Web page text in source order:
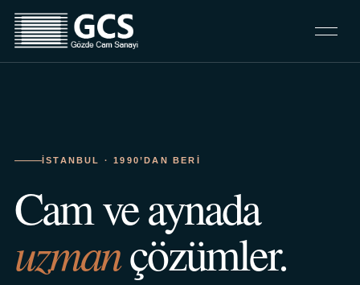
İSTANBUL · 1990’DAN BERI
Cam ve aynada
uzmançözümler.